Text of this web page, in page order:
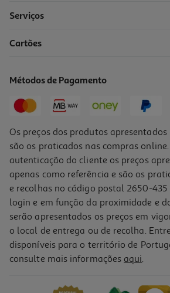
Serviços
Cartões
Métodos de Pagamento
Os preços dos produtos
são os praticados nas compras
autenticação do cliente os preços
apenas como referência e são os
e recolhas no código postal 2650-
login e em função da proximidade e
serão apresentados os preços em
o local de entrega ou de recolha.
disponíveis para o território de
consulte mais informações aqui.